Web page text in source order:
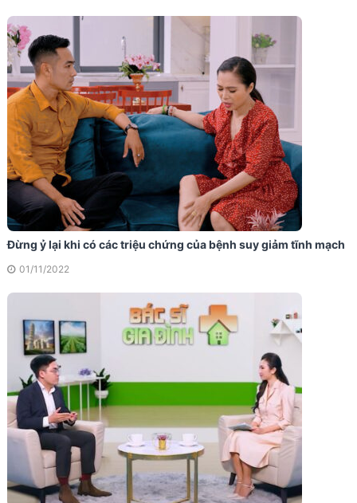
Đừng ỷ lại khi có các triệu chứng của bệnh suy giảm tĩnh mạch
01/11/2022